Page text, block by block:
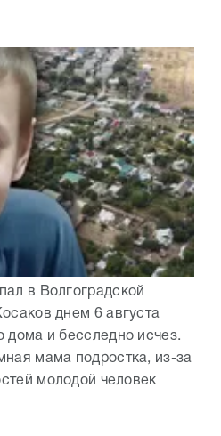
в Волгоградской
днем 6 августа
дома и бесследно исчез.
мама подростка, из-за
молодой человек